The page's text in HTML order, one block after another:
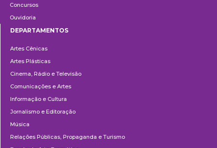
Concursos
Ouvidoria
DEPARTAMENTOS
Artes Cênicas
Artes Plásticas
Cinema, Rádio e Televisão
Comunicações e Artes
Informação e Cultura
Jornalismo e Editoração
Música
Relações Públicas, Propaganda e Turismo